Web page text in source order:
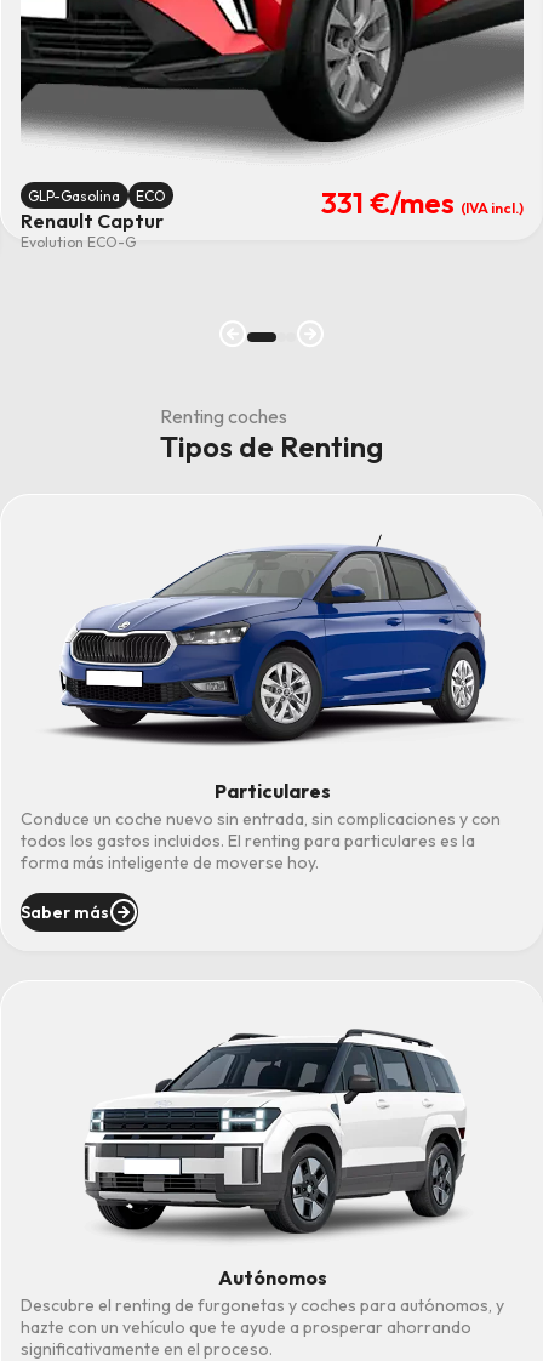
Renault Captur
Evolution ECO-G
331 €/mes (IVA incl.)
GLP-Gasolina ECO
Renting coches
Tipos de Renting
Particulares
Conduce un coche nuevo sin entrada, sin complicaciones y con
todos los gastos incluidos. El renting para particulares es la
forma más inteligente de moverse hoy.
Saber más
Autónomos
Descubre el renting de furgonetas y coches para autónomos, y
hazte con un vehículo que te ayude a prosperar ahorrando
significativamente en el proceso.